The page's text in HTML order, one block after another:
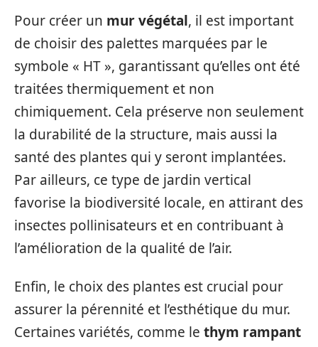
Pour créer un mur végétal, il est important
de choisir des palettes marquées par le
symbole « HT », garantissant qu’elles ont été
traitées thermiquement et non
chimiquement. Cela préserve non seulement
la durabilité de la structure, mais aussi la
santé des plantes qui y seront implantées.
Par ailleurs, ce type de jardin vertical
favorise la biodiversité locale, en attirant des
insectes pollinisateurs et en contribuant à
l’amélioration de la qualité de l’air.
Enfin, le choix des plantes est crucial pour
assurer la pérennité et l’esthétique du mur.
Certaines variétés, comme le thym rampant